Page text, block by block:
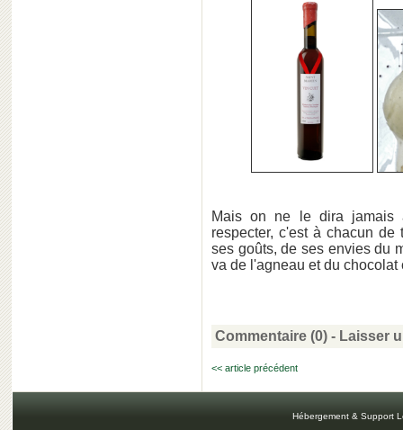
Mais on ne le dira jamais
respecter, c'est à chacun
ses goûts, de ses envies du
va de l'agneau et du chocolat
Commentaire (0) - Laisser
<< article précédent
Hébergement & Support